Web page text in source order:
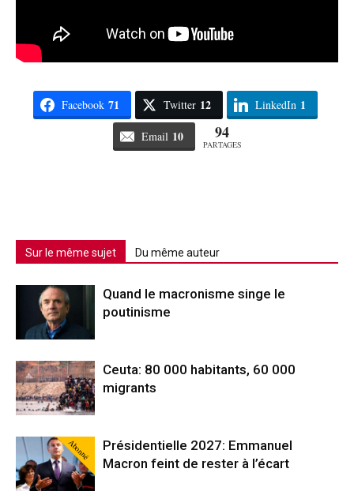
Facebook 71 Twitter 12 LinkedIn 1
Email 10 94
PARTAGES
Sur le même sujet Du même auteur
Quand le macronisme singe le
poutinisme
Ceuta: 80 000 habitants, 60 000
migrants
Abonné
Présidentielle 2027: Emmanuel
Macron feint de rester à l’écart